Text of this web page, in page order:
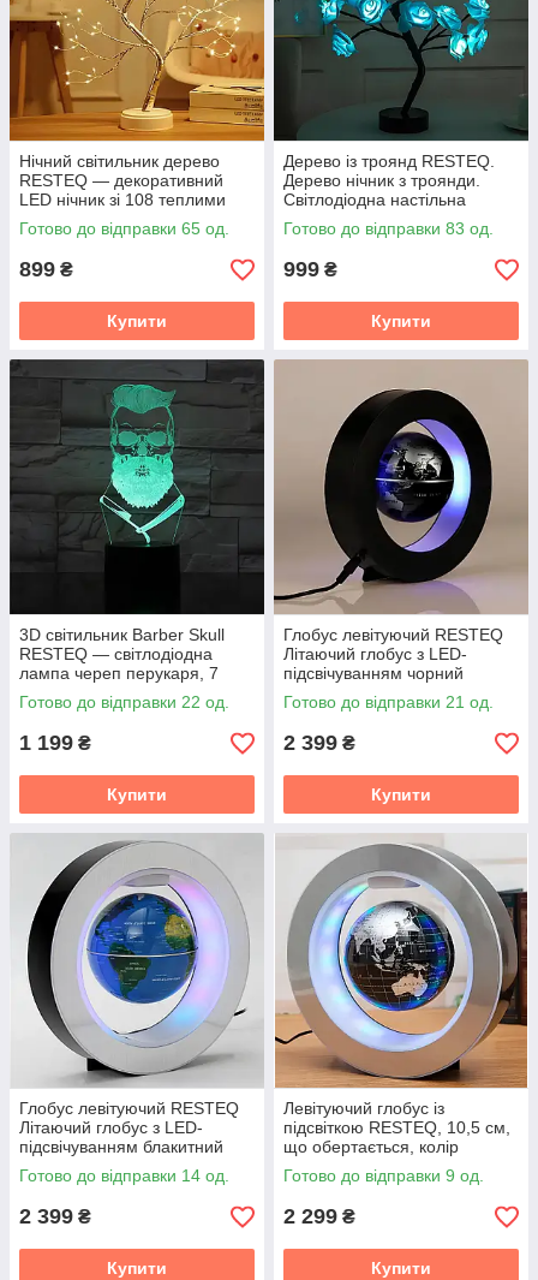
Нічний світильник дерево
RESTEQ — декоративний
LED нічник зі 108 теплими
світлодіодами для затишку та
інтер’єру дому
Готово до відправки 65 од.
899 ₴
Купити
Дерево із троянд RESTEQ.
Дерево нічник з троянди.
Світлодіодна настільна
лампа з трояндами, USB.
LED нічник
Готово до відправки 83 од.
999 ₴
Купити
3D світильник Barber Skull
RESTEQ — світлодіодна
лампа череп перукаря, 7
кольорів, USB/батарейки
Готово до відправки 22 од.
1 199 ₴
Купити
Глобус левітуючий RESTEQ
Літаючий глобус з LED-
підсвічуванням чорний
сувенір антигравітація
Готово до відправки 21 од.
2 399 ₴
Купити
Глобус левітуючий RESTEQ
Літаючий глобус з LED-
підсвічуванням блакитний
оригінальний декор та
подарунок
Готово до відправки 14 од.
2 399 ₴
Купити
Левітуючий глобус із
підсвіткою RESTEQ, 10,5 см,
що обертається, колір
металік, настільний декор,
оригінальний подарунок
Готово до відправки 9 од.
2 299 ₴
Купити